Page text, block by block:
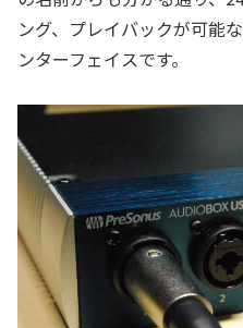
ング、プレイバックが可能
ンターフェイスです。